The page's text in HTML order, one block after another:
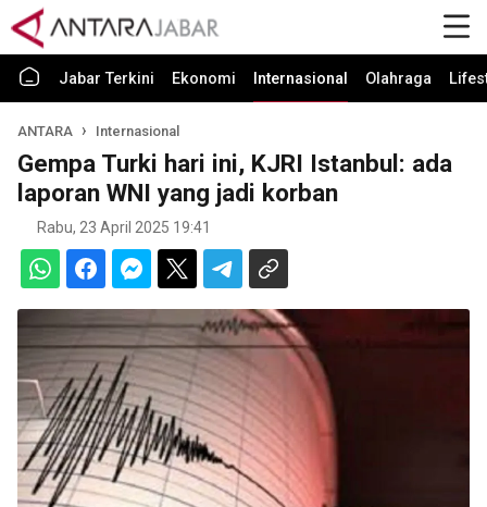
Jabar Terkini Ekonomi Internasional Olahraga
ANTARA Internasional
Gempa Turki hari ini, KJRI Istanbul: ada
laporan WNI yang jadi korban
Rabu, 23 April 2025 19:41